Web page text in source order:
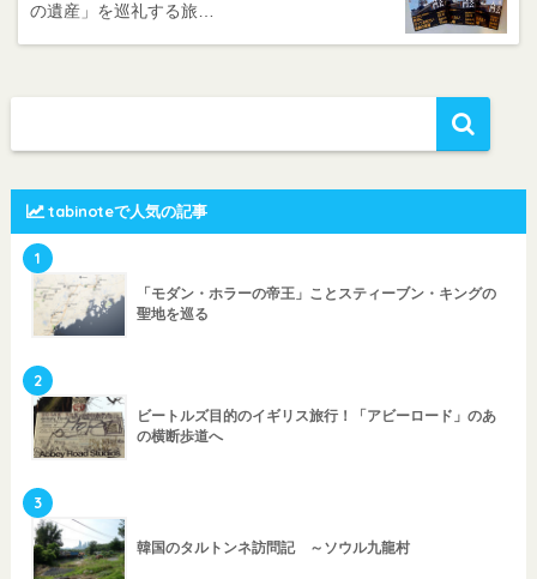
の遺産」を巡礼する旅…
tabinoteで人気の記事
1
「モダン・ホラーの帝王」ことスティーブン・キングの
聖地を巡る
2
ビートルズ目的のイギリス旅行！「アビーロード」のあ
の横断歩道へ
3
韓国のタルトンネ訪問記 ～ソウル九龍村